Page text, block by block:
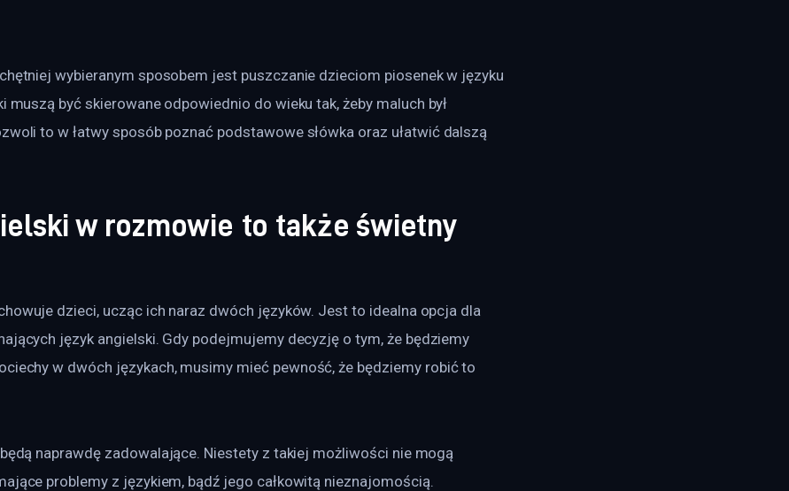
wybieranym sposobem jest puszczanie dzieciom piosenek w języku
muszą być skierowane odpowiednio do wieku tak, żeby maluch był
to w łatwy sposób poznać podstawowe słówka oraz ułatwić dalszą
w rozmowie to także świetny
dzieci, ucząc ich naraz dwóch języków. Jest to idealna opcja dla
język angielski. Gdy podejmujemy decyzję o tym, że będziemy
w dwóch językach, musimy mieć pewność, że będziemy robić to
naprawdę zadowalające. Niestety z takiej możliwości nie mogą
problemy z językiem, bądź jego całkowitą nieznajomością.